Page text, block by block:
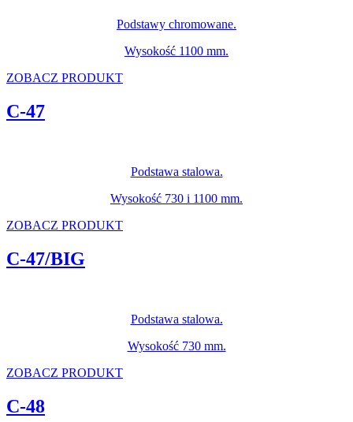
Podstawy chromowane.
Wysokość 1100 mm.
ZOBACZ PRODUKT
C-47
Podstawa stalowa.
Wysokość 730 i 1100 mm.
ZOBACZ PRODUKT
C-47/BIG
Podstawa stalowa.
Wysokość 730 mm.
ZOBACZ PRODUKT
C-48